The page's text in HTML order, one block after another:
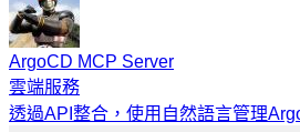
ArgoCD MCP Server
雲端服務
透過API整合，使用自然語言管理